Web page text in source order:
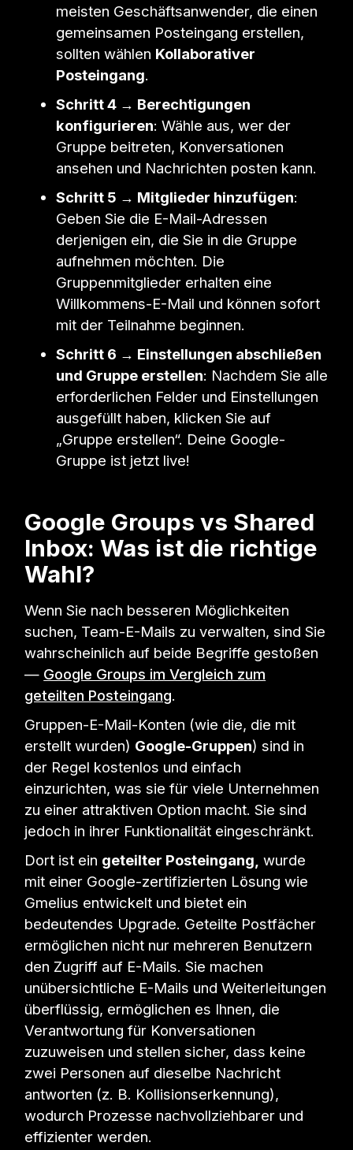
meisten Geschäftsanwender, die einen
gemeinsamen Posteingang erstellen,
sollten wählen Kollaborativer
Posteingang.
Schritt 4 → Berechtigungen
konfigurieren: Wähle aus, wer der
Gruppe beitreten, Konversationen
ansehen und Nachrichten posten kann.
Schritt 5 → Mitglieder hinzufügen:
Geben Sie die E-Mail-Adressen
derjenigen ein, die Sie in die Gruppe
aufnehmen möchten. Die
Gruppenmitglieder erhalten eine
Willkommens-E-Mail und können sofort
mit der Teilnahme beginnen.
Schritt 6 → Einstellungen abschließen
und Gruppe erstellen: Nachdem Sie alle
erforderlichen Felder und Einstellungen
ausgefüllt haben, klicken Sie auf
„Gruppe erstellen“. Deine Google-
Gruppe ist jetzt live!
Google Groups vs Shared
Inbox: Was ist die richtige
Wahl?
Wenn Sie nach besseren Möglichkeiten
suchen, Team-E-Mails zu verwalten, sind Sie
wahrscheinlich auf beide Begriffe gestoßen
— Google Groups im Vergleich zum
geteilten Posteingang.
Gruppen-E-Mail-Konten (wie die, die mit
erstellt wurden) Google-Gruppen) sind in
der Regel kostenlos und einfach
einzurichten, was sie für viele Unternehmen
zu einer attraktiven Option macht. Sie sind
jedoch in ihrer Funktionalität eingeschränkt.
Dort ist ein geteilter Posteingang, wurde
mit einer Google-zertifizierten Lösung wie
Gmelius entwickelt und bietet ein
bedeutendes Upgrade. Geteilte Postfächer
ermöglichen nicht nur mehreren Benutzern
den Zugriff auf E-Mails. Sie machen
unübersichtliche E-Mails und Weiterleitungen
überflüssig, ermöglichen es Ihnen, die
Verantwortung für Konversationen
zuzuweisen und stellen sicher, dass keine
zwei Personen auf dieselbe Nachricht
antworten (z. B. Kollisionserkennung),
wodurch Prozesse nachvollziehbarer und
effizienter werden.